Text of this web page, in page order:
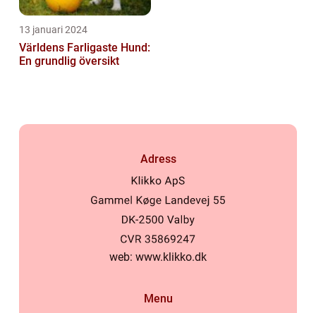
13 januari 2024
Världens Farligaste Hund:
En grundlig översikt
Adress
web: www.klikko.dk
Menu